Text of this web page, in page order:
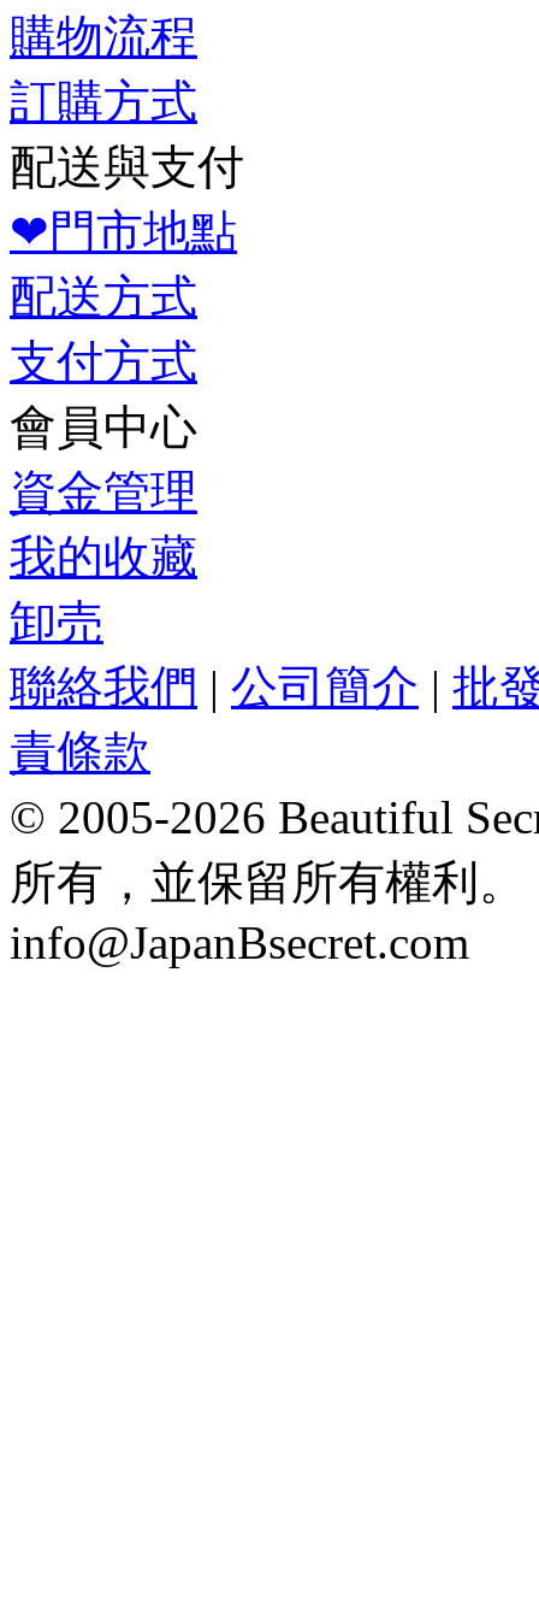
購物流程
訂購方式
配送與支付
❤門市地點
配送方式
支付方式
會員中心
資金管理
我的收藏
卸売
聯絡我們 | 公司簡介 | 批
責條款
© 2005-2026 Beautiful
所有，並保留所有權利。
info@JapanBsecret.com